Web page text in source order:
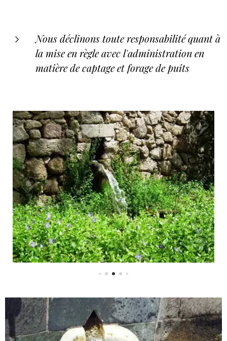
Nous déclinons toute responsabilité quant à
la mise en règle avec l'administration en
matière de captage et forage de puits